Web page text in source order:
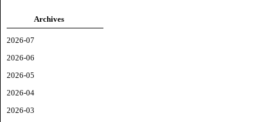
Archives
2026-07
2026-06
2026-05
2026-04
2026-03